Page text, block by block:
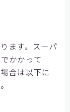
ます。スーパ
かかって
合は以下に